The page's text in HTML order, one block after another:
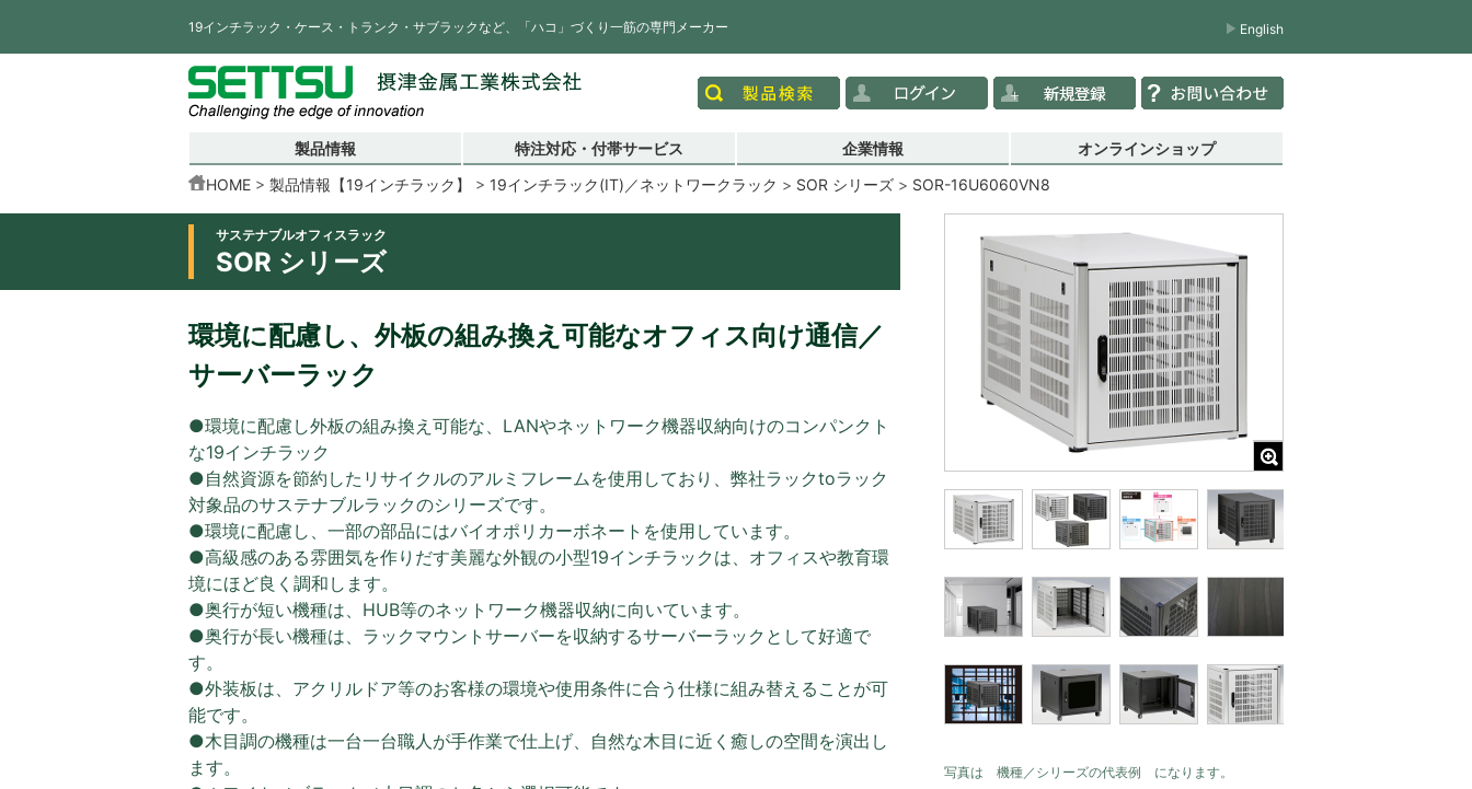
19インチラック・ケース・トランク・サブラックなど、「ハコ」づくり一筋の専門メーカー English
製品情報 特注対応・付帯サービス 企業情報 オンラインショップ
HOME 製品情報【19インチラック】 19インチラック(IT)／ネットワークラック SOR シリーズ SOR-16U6060VN8
サステナブルオフィスラック
SOR シリーズ
環境に配慮し、外板の組み換え可能なオフィス向け通信／
サーバーラック
●環境に配慮し外板の組み換え可能な、LANやネットワーク機器収納向けのコンパンクト
な19インチラック
●自然資源を節約したリサイクルのアルミフレームを使用しており、弊社ラックtoラック
対象品のサステナブルラックのシリーズです。
●環境に配慮し、一部の部品にはバイオポリカーボネートを使用しています。
●高級感のある雰囲気を作りだす美麗な外観の小型19インチラックは、オフィスや教育環
境にほど良く調和します。
●奥行が短い機種は、HUB等のネットワーク機器収納に向いています。
●奥行が長い機種は、ラックマウントサーバーを収納するサーバーラックとして好適で
す。
●外装板は、アクリルドア等のお客様の環境や使用条件に合う仕様に組み替えることが可
能です。
●木目調の機種は一台一台職人が手作業で仕上げ、自然な木目に近く癒しの空間を演出し
ます。
写真は 機種／シリーズの代表例 になります。